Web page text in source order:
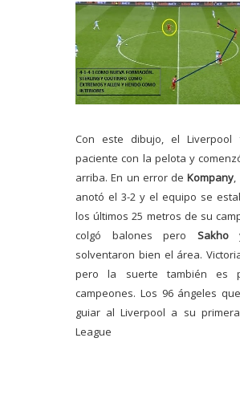
Con este dibujo, el Liverpool
paciente con la pelota y
arriba. En un error deKompany,
anotó el 3-2 y el equipo se
los últimos 25 metros de su
colgó balones pero Sakho
solventaron bien el área.
pero la suerte también es
campeones. Los 96 ángeles
guiar al Liverpool a su
League